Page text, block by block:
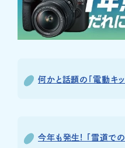
何かと話題の「電動キ
今年も発生! 「雪道で